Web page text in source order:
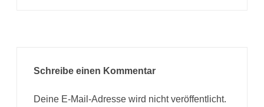
Schreibe einen Kommentar
Deine E-Mail-Adresse wird nicht veröffentlicht.